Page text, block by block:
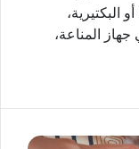
البكتيرية،
المناعة،